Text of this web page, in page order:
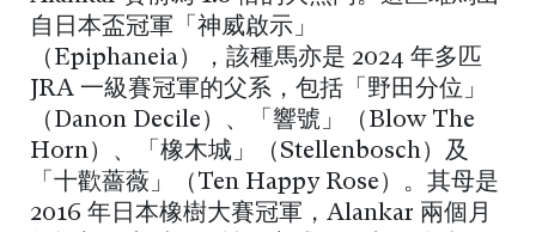
自日本盃冠軍「神威啟示」
（Epiphaneia），該種馬亦是 2024 年多匹
JRA 一級賽冠軍的父系，包括「野田分位」
（Danon Decile）、「響號」（Blow The
Horn）、「橡木城」（Stellenbosch）及
「十歡薔薇」（Ten Happy Rose）。其母是
2016 年日本橡樹大賽冠軍，Alankar 兩個月